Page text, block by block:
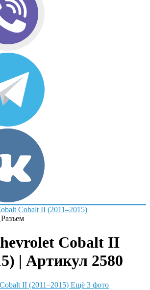
Cobalt II (2011–2015)
Разъем
Cobalt II
| Артикул 2580
Ещё 3 фото